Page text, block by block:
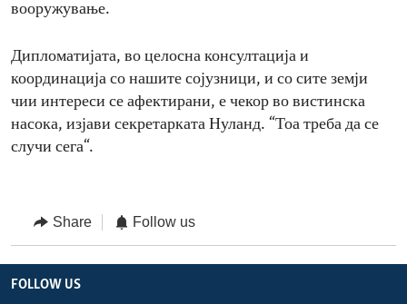
вооружување.
Дипломатијата, во целосна консултација и
координација со нашите сојузници, и со сите земји
чии интереси се афектирани, е чекор во вистинска
насока, изјави секретарката Нуланд. “Тоа треба да се
случи сега“.
Share Follow us
FOLLOW US